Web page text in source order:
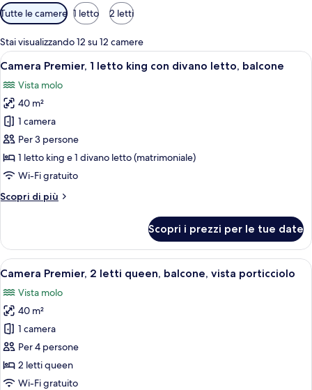
Filtri
disponibili
per
le
camere
Tutte le camere 1 letto 2 letti
Stai visualizzando 12 su 12 camere
Apri
tutte
le
foto
per
Camera
Premier,
1
king
letto,
balcone
Una camera d'albergo moderna con
6
Camera Premier, 1 letto king con divano letto, balcone
Vista molo
40 m²
1 camera
Per 3 persone
1 letto king e 1 divano letto (matrimoniale)
Wi-Fi gratuito
Scopri di più
Altri
Premier,
letto
con
divano
letto,
balcone
Scopri i prezzi per le tue date
Apri
tutte
le
foto
per
Camera
Premier,
2
6
Camera Premier, 2 letti queen, balcone, vista porticciolo
Vista molo
40 m²
1 camera
Per 4 persone
2 letti queen
Wi-Fi gratuito